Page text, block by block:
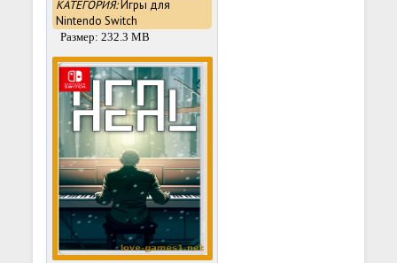
КАТЕГОРИЯ:Игры для
Nintendo Switch
Размер: 232.3 MB